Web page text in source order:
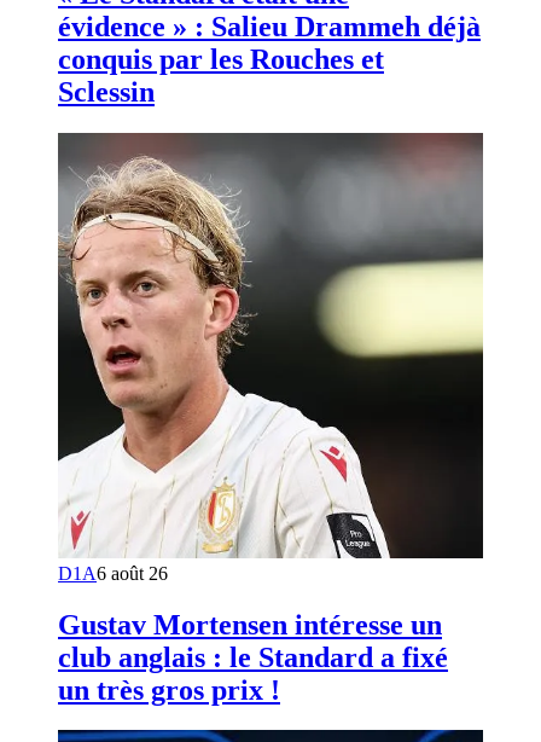
évidence » : Salieu Drammeh déjà
conquis par les Rouches et
Sclessin
D1A6 août 26
Gustav Mortensen intéresse un
club anglais : le Standard a fixé
un très gros prix !